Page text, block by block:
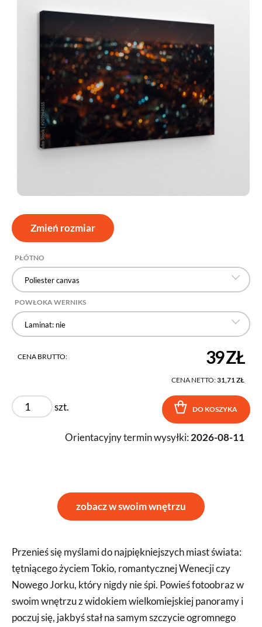
Zmień rozmiar
PŁÓTNO
Poliester canvas
POWŁOKA WERNIKS
Laminat: nie
CENA BRUTTO: 39 ZŁ
CENA NETTO:31,71 ZŁ
szt. DO KOSZYKA
Orientacyjny termin wysyłki: 2026-08-11
zobacz w swoim wnętrzu
Przenieś się myślami do najpiękniejszych miast świata:
tętniącego życiem Tokio, romantycznej Wenecji czy
Nowego Jorku, który nigdy nie śpi. Powieś fotoobraz w
swoim wnętrzu z widokiem wielkomiejskiej panoramy i
poczuj się, jakbyś stał na samym szczycie ogromnego